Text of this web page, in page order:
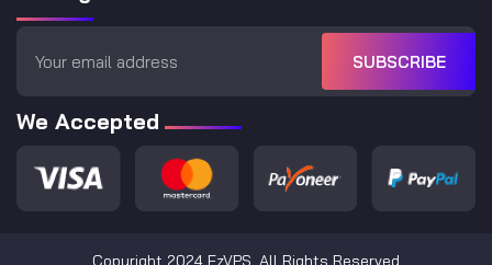
SUBSCRIBE
We Accepted